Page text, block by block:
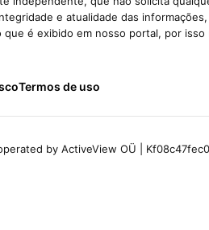
e atualidade das
é exibido em nosso portal, por
Termos de uso
by ActiveView OÜ |